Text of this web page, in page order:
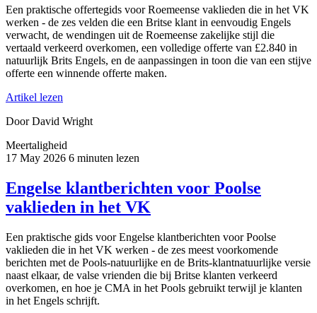
Een praktische offertegids voor Roemeense vaklieden die in het VK
werken - de zes velden die een Britse klant in eenvoudig Engels
verwacht, de wendingen uit de Roemeense zakelijke stijl die
vertaald verkeerd overkomen, een volledige offerte van £2.840 in
natuurlijk Brits Engels, en de aanpassingen in toon die van een stijve
offerte een winnende offerte maken.
Artikel lezen
Door David Wright
Meertaligheid
17 May 2026 6 minuten lezen
Engelse klantberichten voor Poolse
vaklieden in het VK
Een praktische gids voor Engelse klantberichten voor Poolse
vaklieden die in het VK werken - de zes meest voorkomende
berichten met de Pools-natuurlijke en de Brits-klantnatuurlijke versie
naast elkaar, de valse vrienden die bij Britse klanten verkeerd
overkomen, en hoe je CMA in het Pools gebruikt terwijl je klanten
in het Engels schrijft.